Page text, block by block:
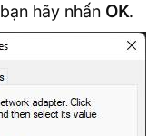
hãy nhấn OK.